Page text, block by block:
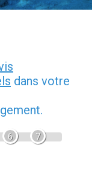
dans votre
6 7